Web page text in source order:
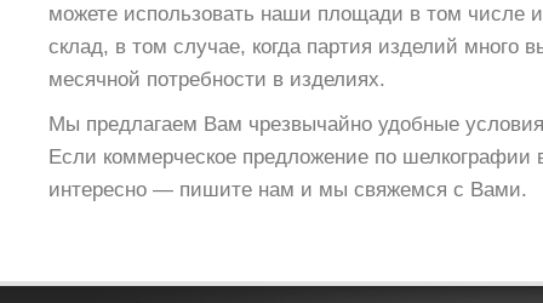
можете использовать наши площади в том числе
склад, в том случае, когда партия изделий много
месячной потребности в изделиях.
Мы предлагаем Вам чрезвычайно удобные
Если коммерческое предложение по
интересно — пишите нам и мы свяжемся с Вами.